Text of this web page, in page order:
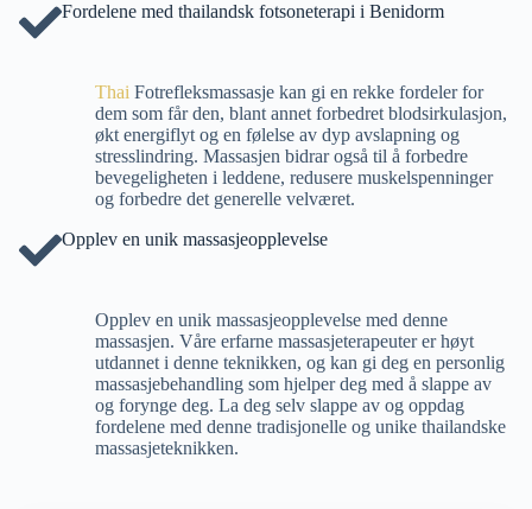
Fordelene med thailandsk fotsoneterapi i Benidorm
Thai Fotrefleksmassasje kan gi en rekke fordeler for
dem som får den, blant annet forbedret blodsirkulasjon,
økt energiflyt og en følelse av dyp avslapning og
stresslindring. Massasjen bidrar også til å forbedre
bevegeligheten i leddene, redusere muskelspenninger
og forbedre det generelle velværet.
Opplev en unik massasjeopplevelse
Opplev en unik massasjeopplevelse med denne
massasjen. Våre erfarne massasjeterapeuter er høyt
utdannet i denne teknikken, og kan gi deg en personlig
massasjebehandling som hjelper deg med å slappe av
og forynge deg. La deg selv slappe av og oppdag
fordelene med denne tradisjonelle og unike thailandske
massasjeteknikken.